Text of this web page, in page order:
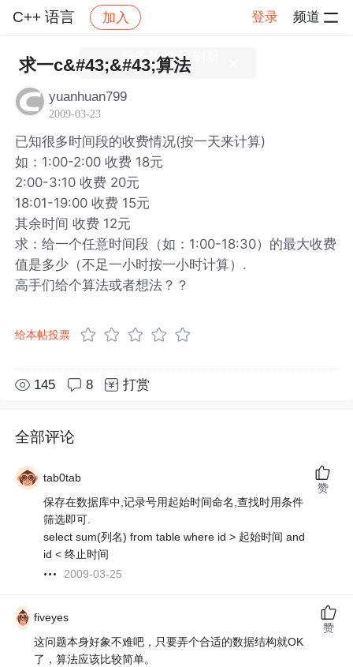
C++ 语言 加入 登录 频道
社区 C++ 语言 帖子详情
求一c&#43;&#43;算法
yuanhuan799
2009-03-23
已知很多时间段的收费情况(按一天来计算)
如：1:00-2:00 收费 18元
2:00-3:10 收费 20元
18:01-19:00 收费 15元
其余时间 收费 12元
求：给一个任意时间段（如：1:00-18:30）的最大收费
值是多少（不足一小时按一小时计算）.
高手们给个算法或者想法？？
给本帖投票
145 8 打赏
全部评论
tab0tab
保存在数据库中,记录号用起始时间命名,查找时用条件
筛选即可.
select sum(列名) from table where id > 起始时间 and
id < 终止时间
2009-03-25
赞
fiveyes
这问题本身好象不难吧，只要弄个合适的数据结构就OK
了，算法应该比较简单。
赞